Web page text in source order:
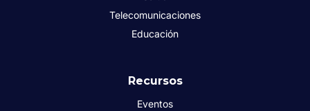
Telecomunicaciones
Educación
Recursos
Eventos